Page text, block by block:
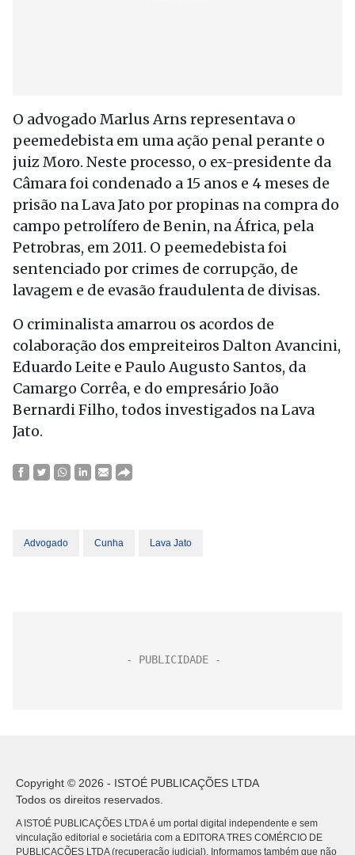
O advogado Marlus Arns representava o
peemedebista em uma ação penal perante o
juiz Moro. Neste processo, o ex-presidente da
Câmara foi condenado a 15 anos e 4 meses de
prisão na Lava Jato por propinas na compra do
campo petrolífero de Benin, na África, pela
Petrobras, em 2011. O peemedebista foi
sentenciado por crimes de corrupção, de
lavagem e de evasão fraudulenta de divisas.
O criminalista amarrou os acordos de
colaboração dos empreiteiros Dalton Avancini,
Eduardo Leite e Paulo Augusto Santos, da
Camargo Corrêa, e do empresário João
Bernardi Filho, todos investigados na Lava
Jato.
Advogado Cunha Lava Jato
Copyright © 2026 - ISTOÉ PUBLICAÇÕES LTDA
Todos os direitos reservados.
A ISTOÉ PUBLICAÇÕES LTDA é um portal digital independente e sem
vinculação editorial e societária com a EDITORA TRES COMÉRCIO DE
PUBLICACÕES LTDA (recuperação judicial). Informamos também que não